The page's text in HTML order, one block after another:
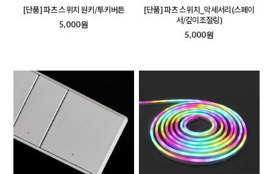
[단품] 파츠 스위치 원키/투키버튼
5,000원
[단품] 파츠 스위치_악세서리(스페이
서/깊이조절링)
5,000원